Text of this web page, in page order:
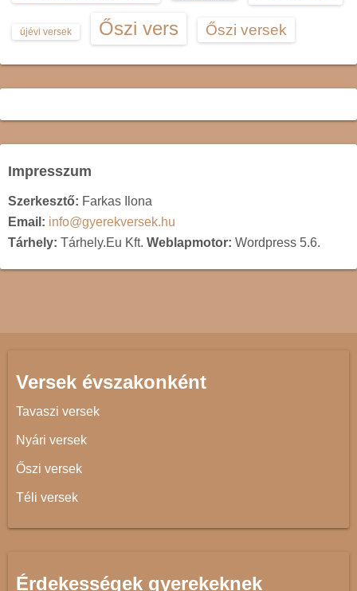
újévi versek Őszi vers Őszi versek
Impresszum
Szerkesztő: Farkas Ilona
Email: info@gyerekversek.hu
Tárhely: Tárhely.Eu Kft. Weblapmotor: Wordpress 5.6.
Versek évszakonként
Tavaszi versek
Nyári versek
Őszi versek
Téli versek
Érdekességek gyerekeknek